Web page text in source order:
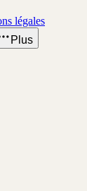
légales
Plus